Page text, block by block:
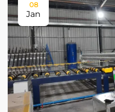
08
Jan